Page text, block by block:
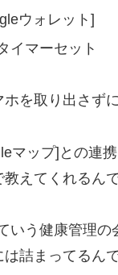
ウォレット]
イマーセット
を取り出さず
マップ]との連
えてくれるん
いう健康管理の
詰まってるんで